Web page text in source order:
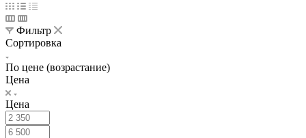
Фильтр
Сортировка
По цене (возрастание)
Цена
Цена